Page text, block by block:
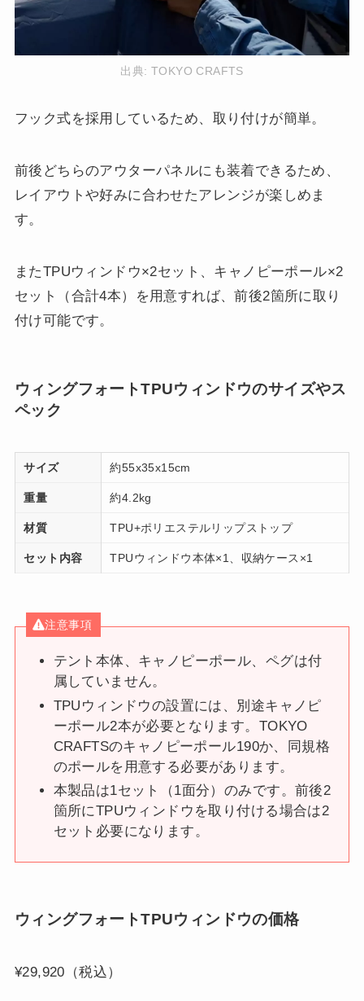
出典: TOKYO CRAFTS
フック式を採用しているため、取り付けが簡単。
前後どちらのアウターパネルにも装着できるため、
レイアウトや好みに合わせたアレンジが楽しめま
す。
またTPUウィンドウ×2セット、キャノピーポール×2
セット（合計4本）を用意すれば、前後2箇所に取り
付け可能です。
ウィングフォートTPUウィンドウのサイズやス
ペック
サイズ 約55x35x15cm
重量 約4.2kg
材質 TPU+ポリエステルリップストップ
セット内容 TPUウィンドウ本体×1、収納ケース×1
注意事項
テント本体、キャノピーポール、ペグは付
属していません。
TPUウィンドウの設置には、別途キャノピ
ーポール2本が必要となります。TOKYO
CRAFTSのキャノピーポール190か、同規格
のポールを用意する必要があります。
本製品は1セット（1面分）のみです。前後2
箇所にTPUウィンドウを取り付ける場合は2
セット必要になります。
ウィングフォートTPUウィンドウの価格
¥29,920（税込）